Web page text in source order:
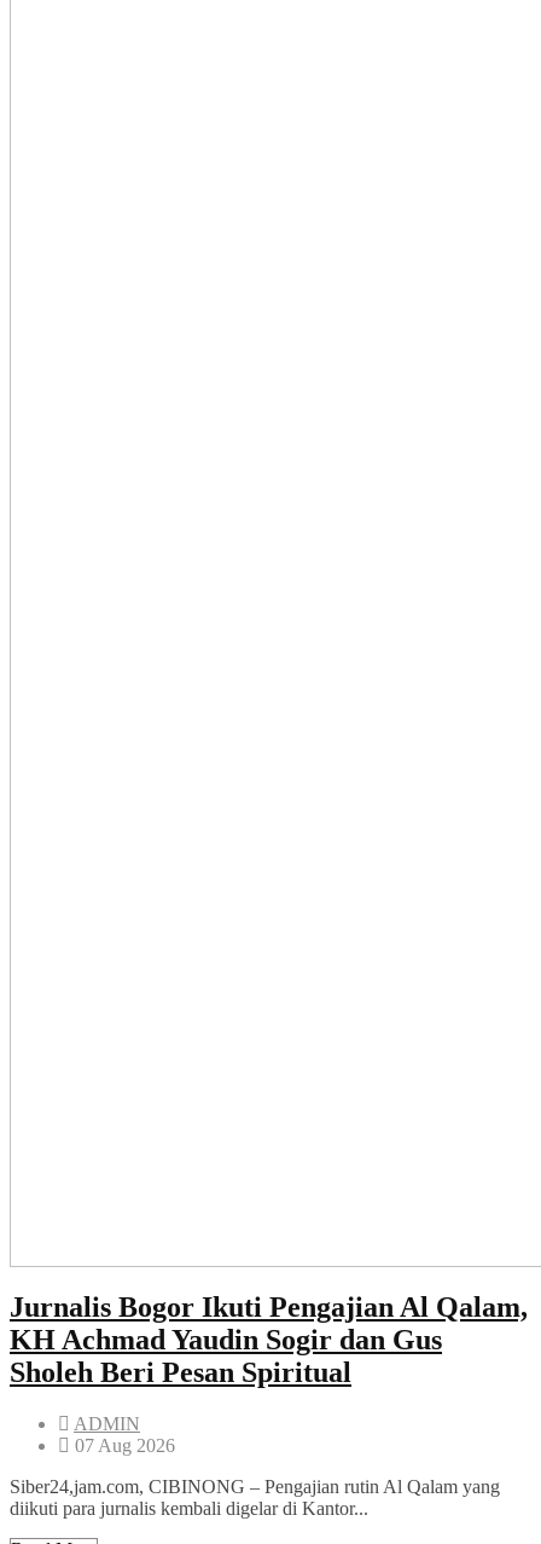
Jurnalis Bogor Ikuti Pengajian Al Qalam,
KH Achmad Yaudin Sogir dan Gus
Sholeh Beri Pesan Spiritual
ADMIN
07 Aug 2026
Siber24,jam.com, CIBINONG – Pengajian rutin Al Qalam yang
diikuti para jurnalis kembali digelar di Kantor...